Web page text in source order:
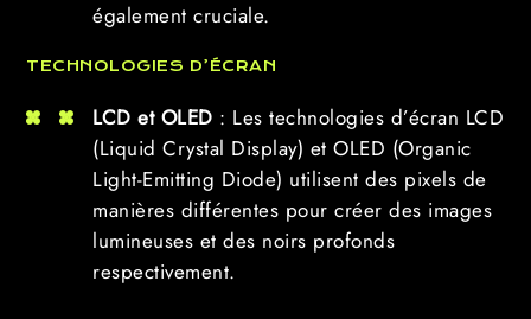
également cruciale.
TECHNOLOGIES D’ÉCRAN
LCD et OLED : Les technologies d’écran LCD
(Liquid Crystal Display) et OLED (Organic
Light-Emitting Diode) utilisent des pixels de
manières différentes pour créer des images
lumineuses et des noirs profonds
respectivement.